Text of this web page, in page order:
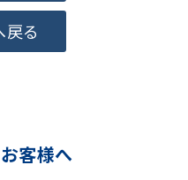
戻る
客様へ